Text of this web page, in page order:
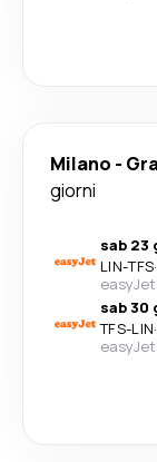
Milano -
giorni
sab 23
LIN-TFS·
easyJet
sab 30
TFS-LIN·
easyJet